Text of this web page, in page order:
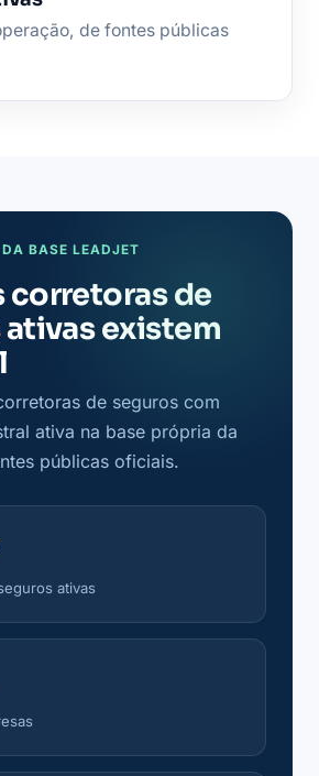
de fontes públicas
BASE LEADJET
corretoras de
existem
de seguros com
ativa na base própria da
públicas oficiais.
ativas